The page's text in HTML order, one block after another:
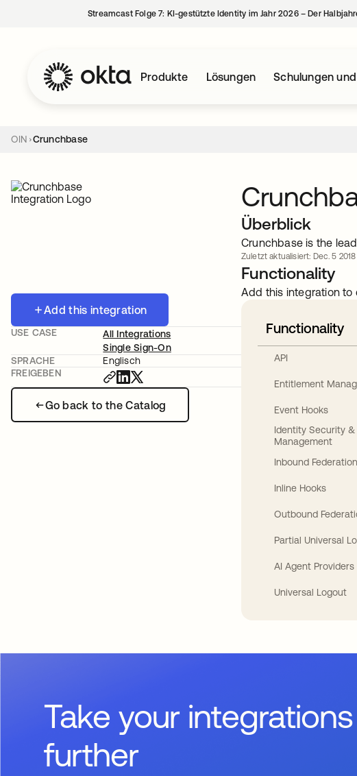
Streamcast Folge 7: KI-gestützte Identity im Jahr 2026 – Der
Produkte Lösungen Schulungen
OIN Crunchbase
Add this integration
Go back to the Catalog
USE CASE
All Integrations
Single Sign-On
SPRACHE
Englisch
FREIGEBEN
Überblick
Crunchbase is the
Zuletzt aktualisiert: Dec. 5 2018
Functionality
Add this integration to
Functionality
API
Entitlement
Event Hooks
Identity Security &
Management
Inbound Federation
Inline Hooks
Outbound
Partial Universal
AI Agent Providers
Universal Logout
Take your integrations
further